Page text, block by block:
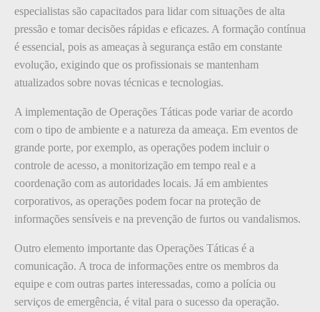
especialistas são capacitados para lidar com situações de alta
pressão e tomar decisões rápidas e eficazes. A formação contínua
é essencial, pois as ameaças à segurança estão em constante
evolução, exigindo que os profissionais se mantenham
atualizados sobre novas técnicas e tecnologias.
A implementação de Operações Táticas pode variar de acordo
com o tipo de ambiente e a natureza da ameaça. Em eventos de
grande porte, por exemplo, as operações podem incluir o
controle de acesso, a monitorização em tempo real e a
coordenação com as autoridades locais. Já em ambientes
corporativos, as operações podem focar na proteção de
informações sensíveis e na prevenção de furtos ou vandalismos.
Outro elemento importante das Operações Táticas é a
comunicação. A troca de informações entre os membros da
equipe e com outras partes interessadas, como a polícia ou
serviços de emergência, é vital para o sucesso da operação.